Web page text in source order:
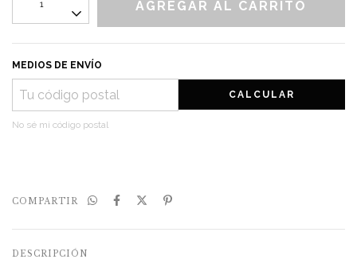
MEDIOS DE ENVÍO
CALCULAR
No sé mi código postal
COMPARTIR
DESCRIPCIÓN